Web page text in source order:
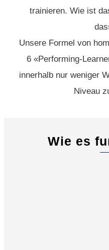
trainieren. Wie ist
Unsere Formel von
6 «Performing-
innerhalb nur weniger
Niveau
Wie es